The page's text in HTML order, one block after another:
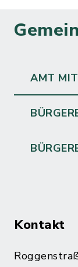
AMT
Kontakt